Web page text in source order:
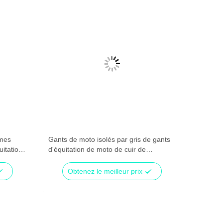
Gants de moto isolés par gris de gants
d'équitation de moto de cuir de
Obtenez le meilleur prix